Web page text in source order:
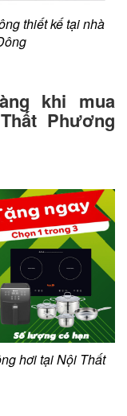
thiết kế tại nhà
khi mua
Phương
hơi tại Nội Thất